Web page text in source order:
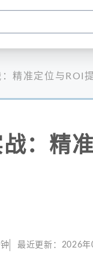
精准定位与ROI
：精
最近更新： 2026年